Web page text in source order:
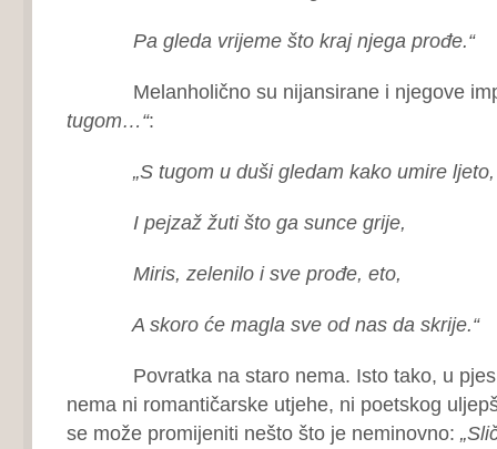
Pa gleda vrijeme što kraj njega prođe.“
Melanholično su nijansirane i njegove
tugom…“:
„S tugom u duši gledam kako umire ljeto,
I pejzaž žuti što ga sunce grije,
Miris, zelenilo i sve prođe, eto,
A skoro će magla sve od nas da skrije.“
Povratka na staro nema. Isto tako, u
nema ni romantičarske utjehe, ni poetskog
se može promijeniti nešto što je neminovno: